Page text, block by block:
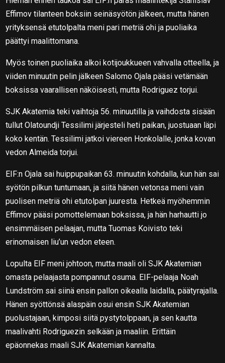
Effimov tilanteen boksiin seinäsyötön jälkeen, mutta hänen
yrityksensä etutolpalta meni pari metriä ohi ja puoliaika
päättyi maalittomana.
Myös toinen puoliaika alkoi kotijoukkueen vahvalla otteella, ja
viiden minuutin pelin jälkeen Salomo Ojala pääsi vetämään
boksissa vaarallisen näköisesti, mutta Rodriguez torjui.
SJK Akatemia teki vaihtoja 56. minuutilla ja vaihdosta sisään
tullut Olatoundji Tessilimi järjesteli heti paikan, juostuaan läpi
koko kentän. Tessilimi jatkoi viereen Honkolalle, jonka kovan
vedon Almeida torjui.
EIF:n Ojala sai huippupaikan 63. minuutin kohdalla, kun hän sai
syötön pilkun tuntumaan, ja siitä hänen vetonsa meni vain
puolisen metriä ohi etutolpan juuresta. Hetkeä myöhemmin
Effimov pääsi pomottelemaan boksissa, ja hän harhautti jo
ensimmäisen pelaajan, mutta Tuomas Koivisto teki
erinomaisen liu’un vedon eteen.
Lopulta EIF meni johtoon, mutta maali oli SJK Akatemian
omasta pelaajasta pompannut osuma. EIF-pelaaja Noah
Lundström sai siinä ensin pallon oikealla laidalla, päätyrajalla.
Hänen syöttönsä alaspäin osui ensin SJK Akatemian
puolustajaan, kimposi siitä pystytolppaan, ja sen kautta
maalivahti Rodriguezin selkään ja maaliin. Erittäin
epäonnekas maali SJK Akatemian kannalta.